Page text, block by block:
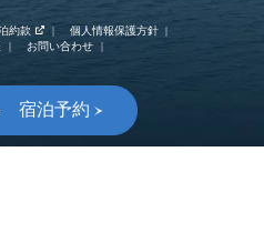
約款
個人情報保護方針
お問い合わせ
宿泊予約